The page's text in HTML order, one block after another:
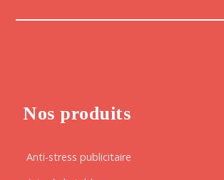
Nos produits
Anti-stress publicitaire